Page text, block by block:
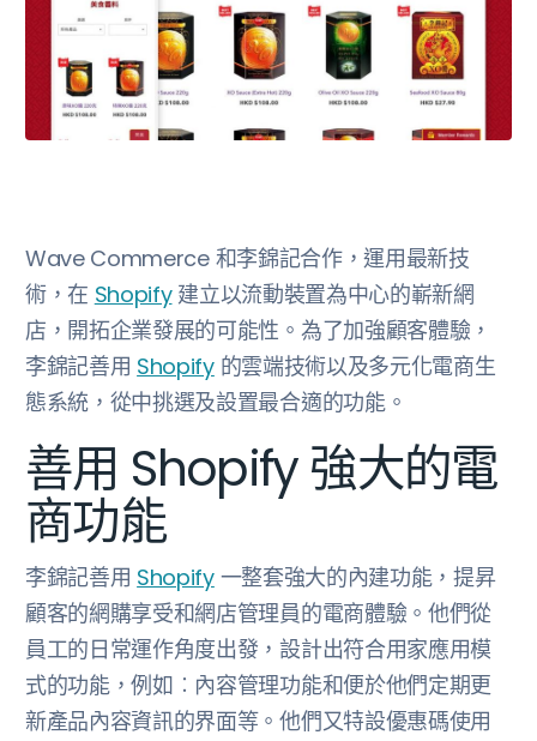
Wave Commerce 和李錦記合作，運用最新技
術，在 Shopify 建立以流動裝置為中心的嶄新網
店，開拓企業發展的可能性。為了加強顧客體驗，
李錦記善用 Shopify 的雲端技術以及多元化電商生
態系統，從中挑選及設置最合適的功能。
善用 Shopify 強大的電
商功能
李錦記善用 Shopify 一整套強大的內建功能，提昇
顧客的網購享受和網店管理員的電商體驗。他們從
員工的日常運作角度出發，設計出符合用家應用模
式的功能，例如︰內容管理功能和便於他們定期更
新產品內容資訊的界面等。他們又特設優惠碼使用